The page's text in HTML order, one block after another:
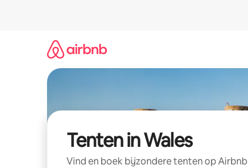
Tenten in Wales
Vind en boek bijzondere tenten op Airbnb